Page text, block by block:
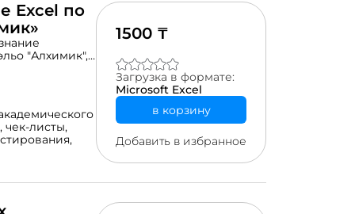
Excel по
"Алхимик",
поможет
16
в
отличная
тестов
с
и получить
чек-листы,
1500 ₸
Загрузка в формате:
Microsoft Excel
в корзину
Добавить в избранное